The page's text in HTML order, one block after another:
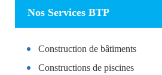
Nos Services BTP
Construction de bâtiments
Constructions de piscines